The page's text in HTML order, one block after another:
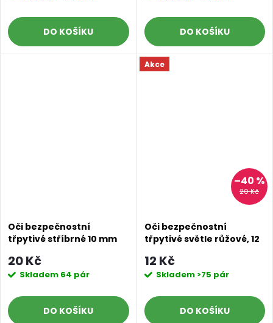
DO KOŠÍKU DO KOŠÍKU
Oči bezpečnostní
třpytivé stříbrné 10 mm
20 Kč
Skladem 64 pár
DO KOŠÍKU
Akce
20 Kč
–40 %
Oči bezpečnostní
třpytivé světle růžové, 12
12 Kč
Skladem >75 pár
DO KOŠÍKU